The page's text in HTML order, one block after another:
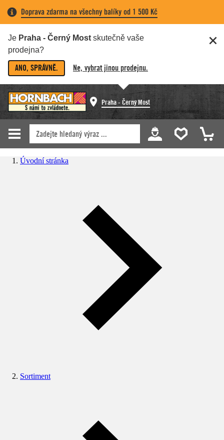
Doprava zdarma na všechny balíky od 1 500 Kč
Je Praha - Černý Most skutečně vaše
prodejna?
ANO, SPRÁVNĚ. Ne, vybrat jinou prodejnu.
Praha - Černý Most
Úvodní stránka
Sortiment